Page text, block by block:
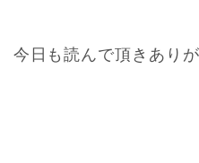
今日も読んで頂きあり